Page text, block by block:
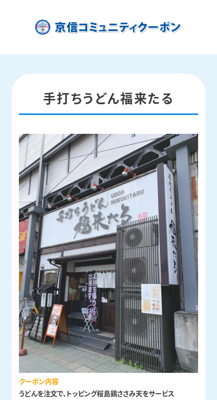
手打ちうどん福来たる
クーポン内容
うどんを注文で、トッピング桜島鶏ささみ天をサービス